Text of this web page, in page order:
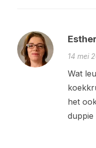
Esther
14 mei
Wat
het
duppie